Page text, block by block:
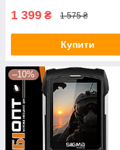
1 399 ₴ 1 575 ₴
Купити
–10%